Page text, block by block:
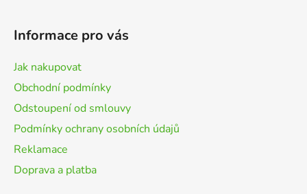
Informace pro vás
Jak nakupovat
Obchodní podmínky
Odstoupení od smlouvy
Podmínky ochrany osobních údajů
Reklamace
Doprava a platba